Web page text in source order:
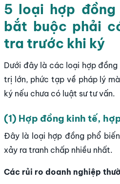
5 loại hợp đồng
bắt buộc phải
tra trước khi ký
Dưới đây là các loại hợp
trị lớn, phức tạp về pháp lý
ký nếu chưa có luật sư tư vấn.
(1) Hợp đồng kinh tế,
Đây là loại hợp đồng phổ
xảy ra tranh chấp nhiều nhất.
Các rủi ro doanh nghiệp